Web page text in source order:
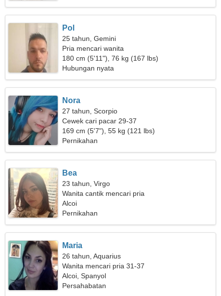
Pol
25 tahun, Gemini
Pria mencari wanita
180 cm (5'11"), 76 kg (167 lbs)
Hubungan nyata
Nora
27 tahun, Scorpio
Cewek cari pacar 29-37
169 cm (5'7"), 55 kg (121 lbs)
Pernikahan
Bea
23 tahun, Virgo
Wanita cantik mencari pria
Alcoi
Pernikahan
Maria
26 tahun, Aquarius
Wanita mencari pria 31-37
Alcoi, Spanyol
Persahabatan